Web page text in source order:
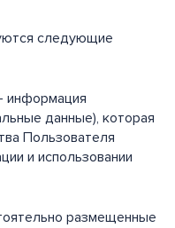
следующие
информация
данные), которая
Пользователя
и использовании
размещенные